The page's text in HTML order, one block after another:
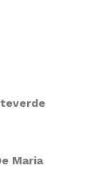
Maria